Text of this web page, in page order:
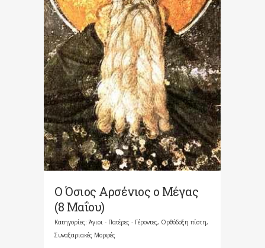
Ο Όσιος Αρσένιος ο Μέγας
(8 Μαΐου)
Κατηγορίες: Άγιοι - Πατέρες - Γέροντες, Ορθόδοξη πίστη,
Συναξαριακές Μορφές